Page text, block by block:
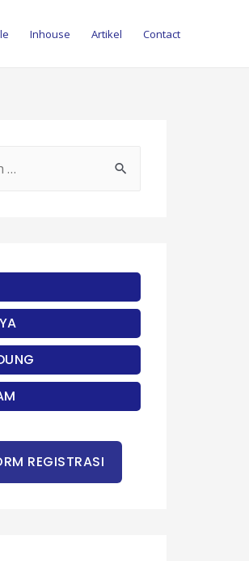
Inhouse Artikel Contact